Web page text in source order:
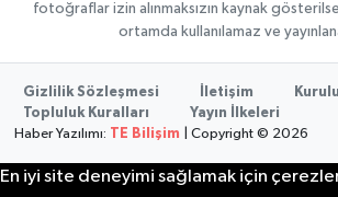
fotoğraflar izin alınmaksızın kaynak
ortamda kullanılamaz ve
Gizlilik Sözleşmesi İletişim
Topluluk Kuralları
Yayın İlkeleri
Haber Yazılımı: TE Bilişim | Copyright © 2026
En iyi site deneyimi sağlamak için